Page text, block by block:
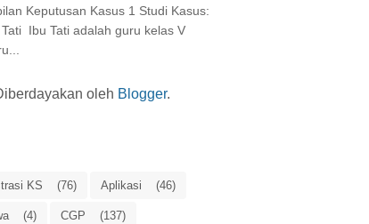
Keputusan Kasus 1 Studi Kasus:
Ibu Tati adalah guru kelas V
oleh Blogger.
KS (76) Aplikasi (46)
(4) CGP (137)